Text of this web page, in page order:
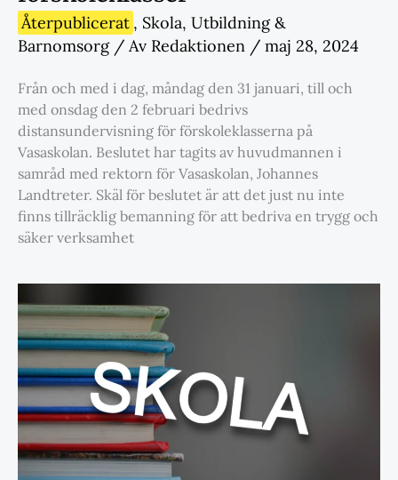
Återpublicerat , Skola, Utbildning &
Barnomsorg/ Av Redaktionen / maj 28, 2024
Från och med i dag, måndag den 31 januari, till och
med onsdag den 2 februari bedrivs
distansundervisning för förskoleklasserna på
Vasaskolan. Beslutet har tagits av huvudmannen i
samråd med rektorn för Vasaskolan, Johannes
Landtreter. Skäl för beslutet är att det just nu inte
finns tillräcklig bemanning för att bedriva en trygg och
säker verksamhet